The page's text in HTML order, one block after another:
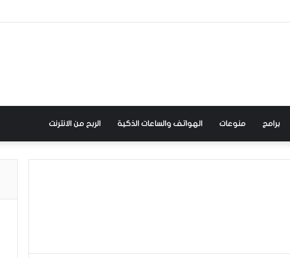
برامج منوعات الهواتف والساعات الذكية الربح من الانترنت